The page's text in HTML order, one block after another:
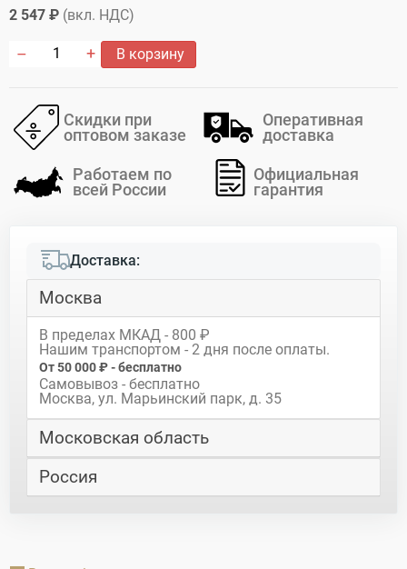
2 547 ₽ (вкл. НДС)
В корзину
Скидки при
оптовом заказе
Оперативная
доставка
Работаем по
всей России
Официальная
гарантия
Доставка:
Москва
В пределах МКАД - 800 ₽
Нашим транспортом - 2 дня после оплаты.
От 50 000 ₽ - бесплатно
Самовывоз - бесплатно
Москва, ул. Марьинский парк, д. 35
Московская область
Россия